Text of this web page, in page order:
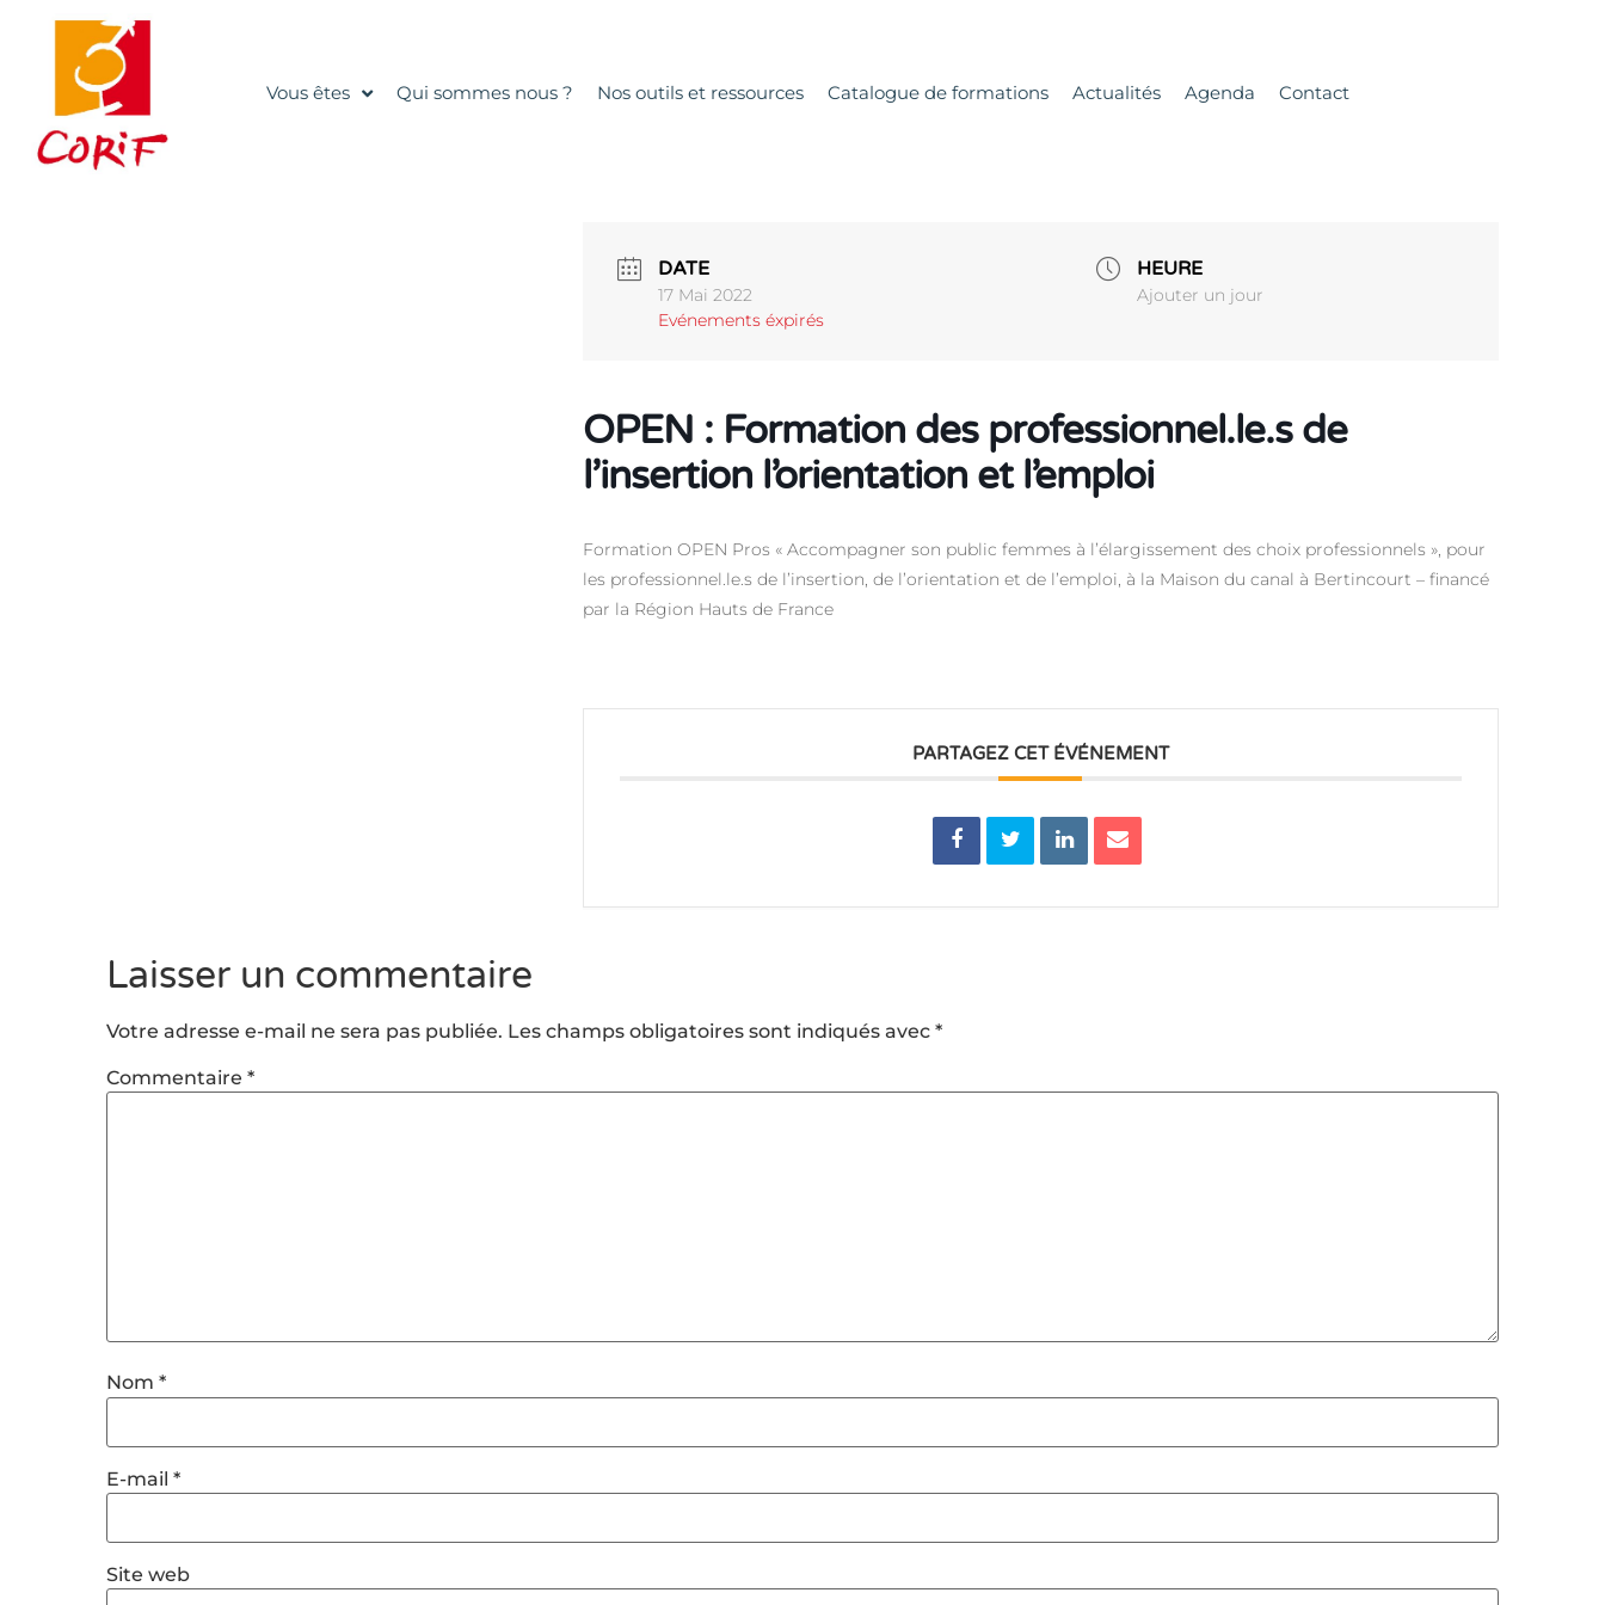
Vous êtes Qui sommes nous ? Nos outils et ressources Catalogue de formations Actualités Agenda Contact
DATE
17 Mai 2022
Evénements éxpirés
HEURE
Ajouter un jour
OPEN : Formation des professionnel.le.s de
l’insertion l’orientation et l’emploi
Formation OPEN Pros « Accompagner son public femmes à l’élargissement des choix professionnels », pour
les professionnel.le.s de l’insertion, de l’orientation et de l’emploi, à la Maison du canal à Bertincourt – financé
par la Région Hauts de France
PARTAGEZ CET ÉVÉNEMENT
Laisser un commentaire
Votre adresse e-mail ne sera pas publiée. Les champs obligatoires sont indiqués avec *
Commentaire *
Nom *
E-mail *
Site web